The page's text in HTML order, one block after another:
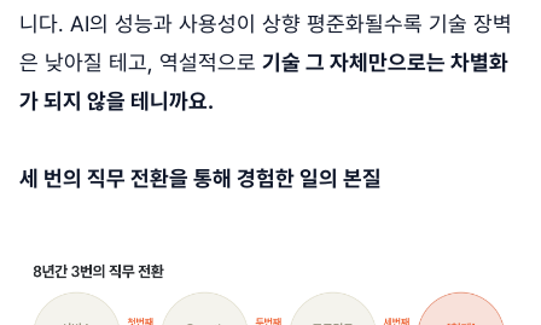
니다. AI의 성능과 사용성이 상향 평준화될수록 기술 장벽
은 낮아질 테고, 역설적으로 기술 그 자체만으로는 차별화
가 되지 않을 테니까요.
세 번의 직무 전환을 통해 경험한 일의 본질